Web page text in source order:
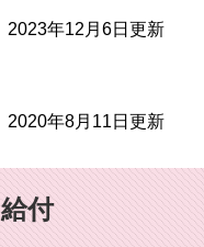
2023年12月6日更新
2020年8月11日更新
給付